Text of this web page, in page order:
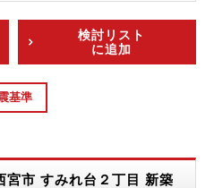
検討リスト
に追加
基準
宮市 すみれ台２丁目 新築